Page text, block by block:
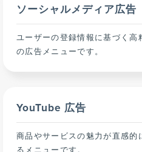
ソーシャルメディア広告
ユーザーの登録情報に基づく
の広告メニューです。
YouTube 広告
商品やサービスの魅力が直感的
るメニューです。